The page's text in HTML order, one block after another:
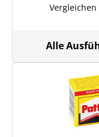
Vergleichen
Alle